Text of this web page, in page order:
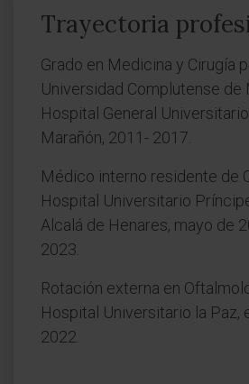
Trayectoria
Grado en Medicina y Cirugía
Universidad Complutense de
Hospital General
Marañón, 2011- 2017.
Médico interno residente de
Hospital Universitario
Alcalá de Henares, mayo de
2023.
Rotación externa en
Hospital Universitario la Paz,
2022.